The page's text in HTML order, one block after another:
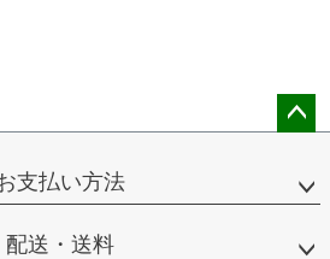
ップ
支払い方法
配送・送料